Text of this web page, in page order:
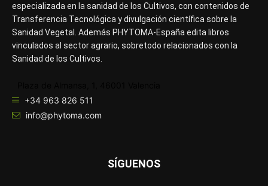
especializada en la sanidad de los Cultivos, con contenidos de
Transferencia Tecnológica y divulgación científica sobre la
Sanidad Vegetal. Además PHYTOMA-España edita libros
vinculados al sector agrario, sobretodo relacionados con la
Sanidad de los Cultivos.
+34 963 826 511
info@phytoma.com
SÍGUENOS